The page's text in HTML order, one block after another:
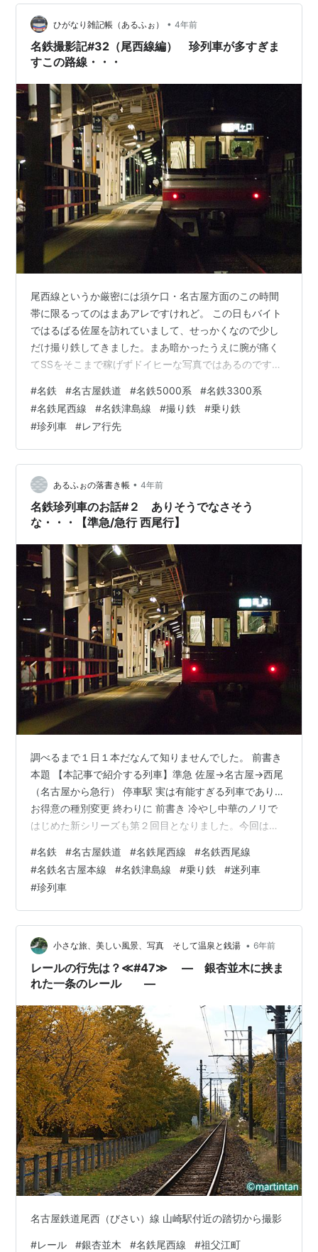
ところです。更新車もいいけど個人的には思い入れもあ
る未更新車がもっと好きなので、これからも機会があれ
ば積極的に乗車していきたいと思…
ひがなり雑記帳（あるふぉ） • 4年前
名鉄撮影記#32（尾西線編） 珍列車が多すぎま
すこの路線・・・
尾西線というか厳密には須ケ口・名古屋方面のこの時間
帯に限るってのはまあアレですけれど。 この日もバイト
ではるばる佐屋を訪れていまして、せっかくなので少し
だけ撮り鉄してきました。まあ暗かったうえに腕が痛く
てSSをそこまで稼げずドイヒーな写真ではあるのです
ω・｀)。5000系好きなので８連運用（って今もあるんで
したっけ）で撮りたいところです。普通須ヶ口って種別
行先は正直尾西線津島以南であれ津島線であれ名古屋本
線の須ケ口以西であれ見られますから、別にこの列車は
大して珍しくないかと思います。知らんけど。 普通豊明
5008F あくまでも偏見に過…
#名鉄 #名古屋鉄道 #名鉄5000系 #名鉄3300系
#名鉄尾西線 #名鉄津島線 #撮り鉄 #乗り鉄
#珍列車 #レア行先
あるふぉの落書き帳 • 4年前
名鉄珍列車のお話#２ ありそうでなさそう
な・・・【準急/急行 西尾行】
調べるまで１日１本だなんて知りませんでした。 前書き
本題 【本記事で紹介する列車】準急 佐屋→名古屋→西尾
（名古屋から急行） 停車駅 実は有能すぎる列車であり…
お得意の種別変更 終わりに 前書き 冷やし中華のノリで
はじめた新シリーズも第２回目となりました。今回は第
屋から出る珍列車をお届けさせていただきます。バイト
の帰りに何やってんすかね本当に。 本題 【本記事で紹介
する列車】準急 佐屋→名古屋→西尾（名古屋から急行）
本日ご紹介させていただきます列車は準急西尾行（名古
屋から急行）です。 元々日中に普通吉良吉田行がある
等、尾西線・津島線と西尾…
#名鉄 #名古屋鉄道 #名鉄尾西線 #名鉄西尾線
#名鉄名古屋本線 #名鉄津島線 #乗り鉄 #迷列車
#珍列車
小さな旅、美しい風景、写真 そして温泉と銭湯 • 6年前
レールの行先は？≪#47≫ ― 銀杏並木に挟ま
れた一条のレール ―
名古屋鉄道尾西（びさい）線 山崎駅付近の踏切から撮影
#レール #銀杏並木 #名鉄尾西線 #祖父江町